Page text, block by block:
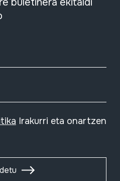
Irakurri eta onartzen